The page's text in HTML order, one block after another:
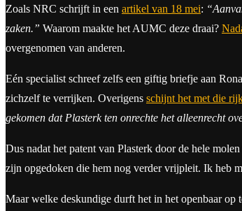
Zoals NRC schrijft in een artikel van 18 mei:
zaken.” Waarom maakte het AUMC deze draai?
overgenomen van anderen.
Eén specialist schreef zelfs een giftig briefje aan
zichzelf te verrijken. Overigens schijnt het met die
gekomen dat Plasterk ten onrechte het alleenrecht
Dus nadat het patent van Plasterk door de hele
zijn opgedoken die hem nog verder vrijpleit. Ik heb
Maar welke deskundige durft het in het openbaar op